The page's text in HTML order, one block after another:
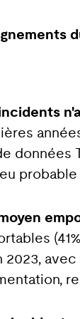
données